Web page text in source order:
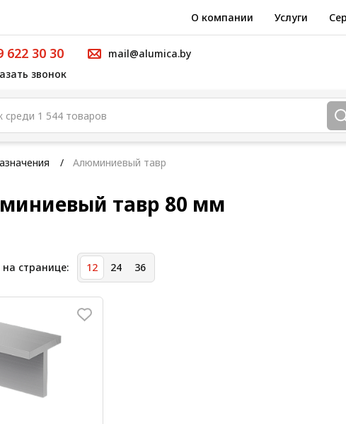
О компании Услуги
622 30 30
звонок
mail@alumica.by
Алюминиевый тавр
тавр 80 мм
странице: 12 24 36